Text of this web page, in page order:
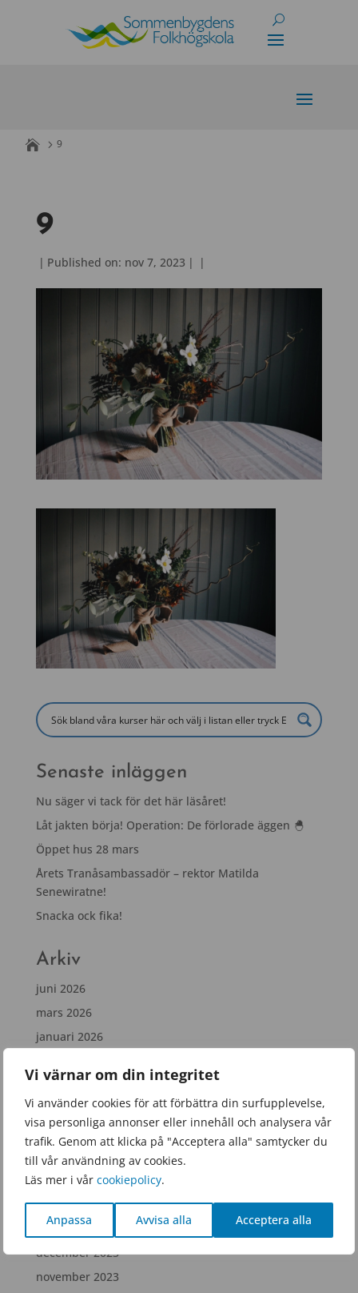
Vi värnar om din integritet
Vi använder cookies för att förbättra din surfupplevelse,
visa personliga annonser eller innehåll och analysera vår
trafik. Genom att klicka på "Acceptera alla" samtycker du
till vår användning av cookies.
Läs mer i vår cookiepolicy.
Anpassa Avvisa alla Acceptera alla
9
9
| Published on: nov 7, 2023 | |
Senaste inläggen
Nu säger vi tack för det här läsåret!
Låt jakten börja! Operation: De förlorade äggen 🐣
Öppet hus 28 mars
Årets Tranåsambassadör – rektor Matilda
Senewiratne!
Snacka ock fika!
Arkiv
juni 2026
mars 2026
januari 2026
september 2025
juni 2025
februari 2025
december 2024
juli 2024
april 2024
februari 2024
december 2023
november 2023